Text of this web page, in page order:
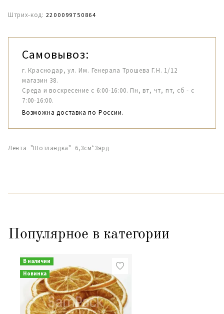
Штрих-код: 2200099750864
Самовывоз:
г. Краснодар, ул. Им. Генерала Трошева Г.Н. 1/12
магазин 38.
Среда и воскресение с 6:00-16:00. Пн, вт, чт, пт, сб - с
7:00-16:00.
Возможна доставка по России.
Лента "Шотландка" 6,3см*3ярд
Популярное в категории
В наличии
Новинка